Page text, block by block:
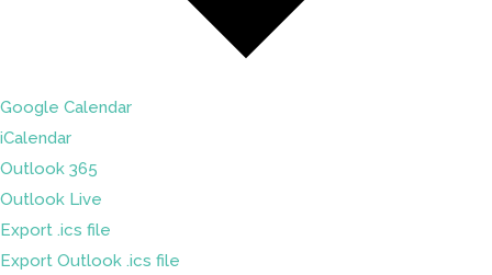
Google Calendar
iCalendar
Outlook 365
Outlook Live
Export .ics file
Export Outlook .ics file